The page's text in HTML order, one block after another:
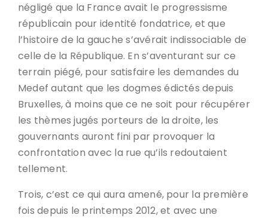
négligé que la France avait le progressisme
républicain pour identité fondatrice, et que
l’histoire de la gauche s’avérait indissociable de
celle de la République. En s’aventurant sur ce
terrain piégé, pour satisfaire les demandes du
Medef autant que les dogmes édictés depuis
Bruxelles, à moins que ce ne soit pour récupérer
les thèmes jugés porteurs de la droite, les
gouvernants auront fini par provoquer la
confrontation avec la rue qu’ils redoutaient
tellement.
Trois, c’est ce qui aura amené, pour la première
fois depuis le printemps 2012, et avec une